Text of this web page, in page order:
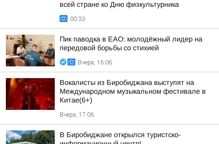
всей стране ко Дню физкультурника
00:33
Пик паводка в ЕАО: молодёжный лидер на
передовой борьбы со стихией
Вчера, 16:06
Вокалисты из Биробиджана выступят на
Международном музыкальном фестивале в
Китае(6+)
Вчера, 17:06
В Биробиджане открылся туристско-